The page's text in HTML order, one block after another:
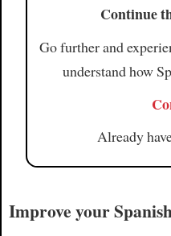
Continue
Go further and
understand how
Already
Improve your